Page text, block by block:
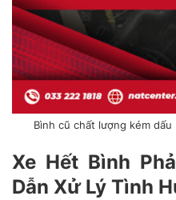
Bình cũ chất lượng kém
Xe Hết Bình
Dẫn Xử Lý Tình